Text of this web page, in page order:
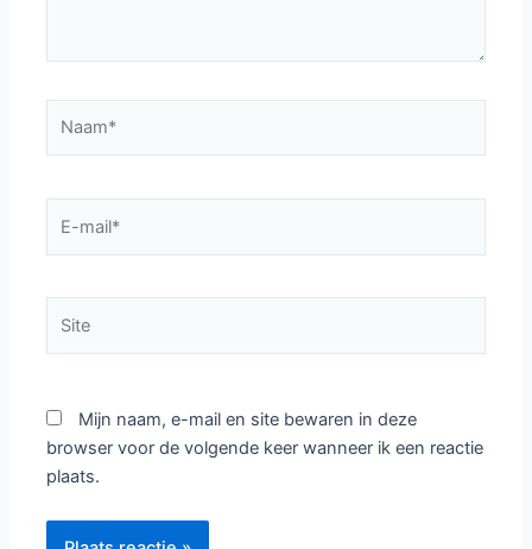
mail*
Mijn naam, e-mail en site bewaren in deze
browser voor de volgende keer wanneer ik een reactie
plaats.